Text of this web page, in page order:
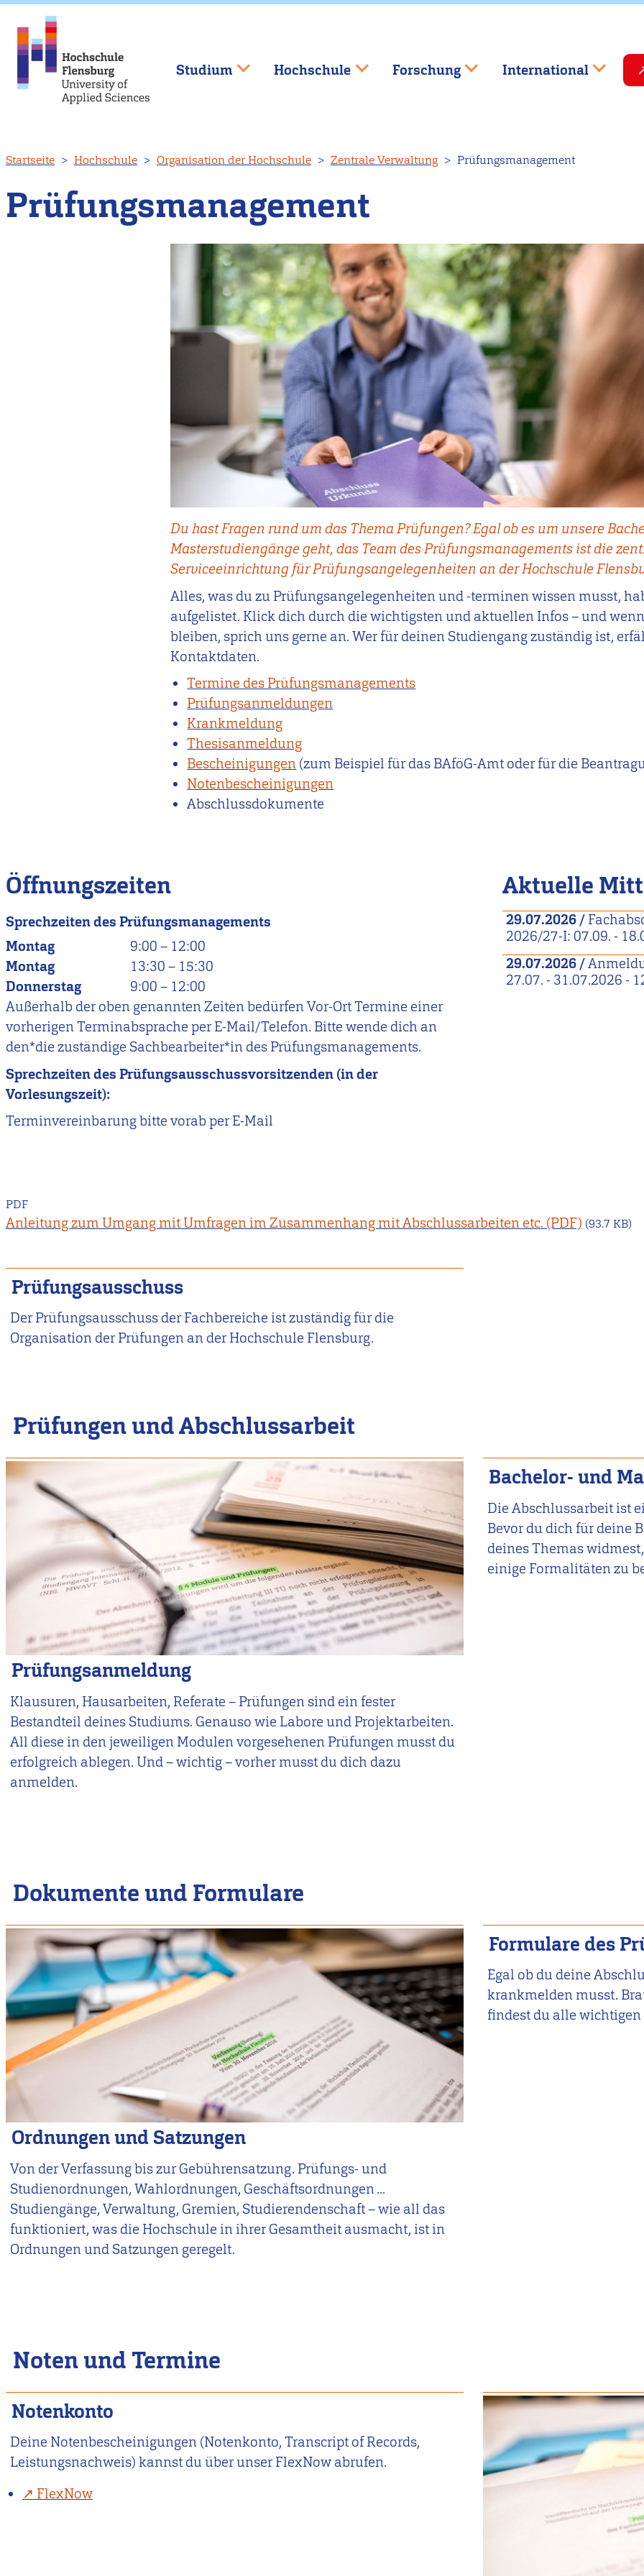
zum
Inhalt
Studium Hochschule Forschung International
Startseite Hochschule Organisation der Hochschule Zentrale Verwaltung Prüfungsmanagement
Prüfungsmanagement
Du hast Fragen rund um das Thema Prüfungen? Egal ob es um unsere
Masterstudiengänge geht, das Team des Prüfungsmanagements ist die
Serviceeinrichtung für Prüfungsangelegenheiten an der Hochschule
Alles, was du zu Prüfungsangelegenheiten und -terminen wissen musst,
aufgelistet. Klick dich durch die wichtigsten und aktuellen Infos – und
bleiben, sprich uns gerne an. Wer für deinen Studiengang zuständig ist,
Kontaktdaten.
Termine des Prüfungsmanagements
Prüfungsanmeldungen
Krankmeldung
Thesisanmeldung
Bescheinigungen (zum Beispiel für das BAföG-Amt oder für die
Notenbescheinigungen
Abschlussdokumente
Öffnungszeiten
Sprechzeiten des Prüfungsmanagements
Montag
9:00 – 12:00
Montag
13:30 – 15:30
Donnerstag
9:00 – 12:00
Außerhalb der oben genannten Zeiten bedürfen Vor-Ort Termine einer
vorherigen Terminabsprache per E-Mail/Telefon. Bitte wende dich an
den*die zuständige Sachbearbeiter*in des Prüfungsmanagements.
Sprechzeiten des Prüfungsausschussvorsitzenden (in der
Vorlesungszeit):
Terminvereinbarung bitte vorab per E-Mail
Aktuelle
29.07.2026/
2026/27-I: 07.09. -
29.07.2026 /
27.07. - 31.07.2026 -
PDF
Anleitung zum Umgang mit Umfragen im Zusammenhang mit Abschlussarbeiten etc. (93.7 KB)
Prüfungsausschuss
Der Prüfungsausschuss der Fachbereiche ist zuständig für die
Organisation der Prüfungen an der Hochschule Flensburg.
Prüfungen und Abschlussarbeit
Prüfungsanmeldung
Klausuren, Hausarbeiten, Referate – Prüfungen sind ein fester
Bestandteil deines Studiums. Genauso wie Labore und Projektarbeiten.
All diese in den jeweiligen Modulen vorgesehenen Prüfungen musst du
erfolgreich ablegen. Und – wichtig – vorher musst du dich dazu
anmelden.
Bachelor- und
Die Abschlussarbeit ist
Bevor du dich für deine
deines Themas
einige Formalitäten zu
Dokumente und Formulare
Ordnungen und Satzungen
Von der Verfassung bis zur Gebührensatzung. Prüfungs- und
Studienordnungen, Wahlordnungen, Geschäftsordnungen ...
Studiengänge, Verwaltung, Gremien, Studierendenschaft – wie all das
funktioniert, was die Hochschule in ihrer Gesamtheit ausmacht, ist in
Ordnungen und Satzungen geregelt.
Formulare des
Egal ob du deine
krankmelden musst.
findest du alle
Noten und Termine
Notenkonto
Deine Notenbescheinigungen (Notenkonto, Transcript of Records,
Leistungsnachweis) kannst du über unser FlexNow abrufen.
FlexNow